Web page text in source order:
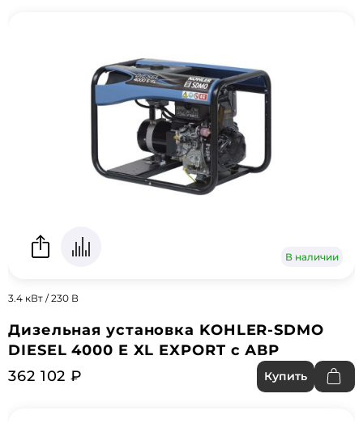
В наличии
3.4 кВт / 230 В
Дизельная установка KOHLER-SDMO
DIESEL 4000 E XL EXPORT с АВР
362 102 ₽
Купить